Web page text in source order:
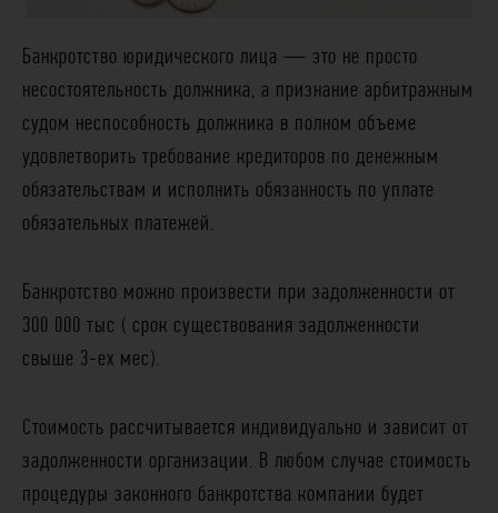
Банкротство юридического лица — это не просто
несостоятельность должника, а признание арбитражным
судом неспособность должника в полном объеме
удовлетворить требование кредиторов по денежным
обязательствам и исполнить обязанность по уплате
обязательных платежей.
Банкротство можно произвести при задолженности от
300 000 тыс ( срок существования задолженности
свыше 3-ех мес).
Стоимость рассчитывается индивидуально и зависит от
задолженности организации. В любом случае стоимость
процедуры законного банкротства компании будет